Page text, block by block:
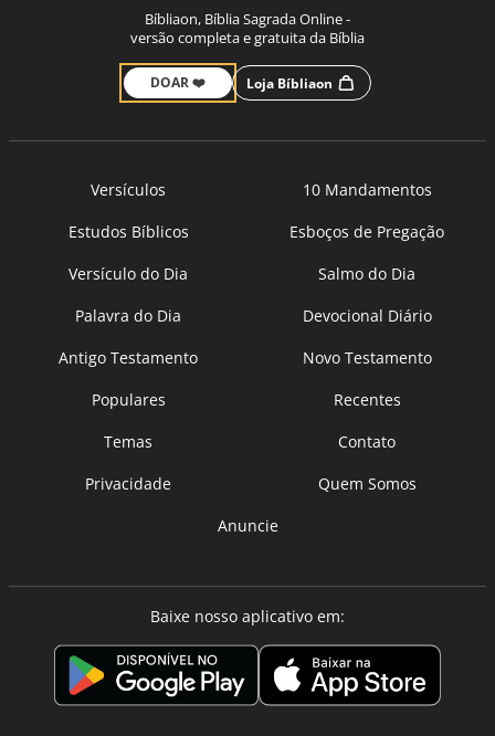
Bíbliaon, Bíblia Sagrada Online -
versão completa e gratuita da Bíblia
DOAR ❤️ Loja Bíbliaon
Versículos
10 Mandamentos
Estudos Bíblicos
Esboços de Pregação
Versículo do Dia
Salmo do Dia
Palavra do Dia
Devocional Diário
Antigo Testamento
Novo Testamento
Populares
Recentes
Temas
Contato
Privacidade
Quem Somos
Anuncie
Baixe nosso aplicativo em: